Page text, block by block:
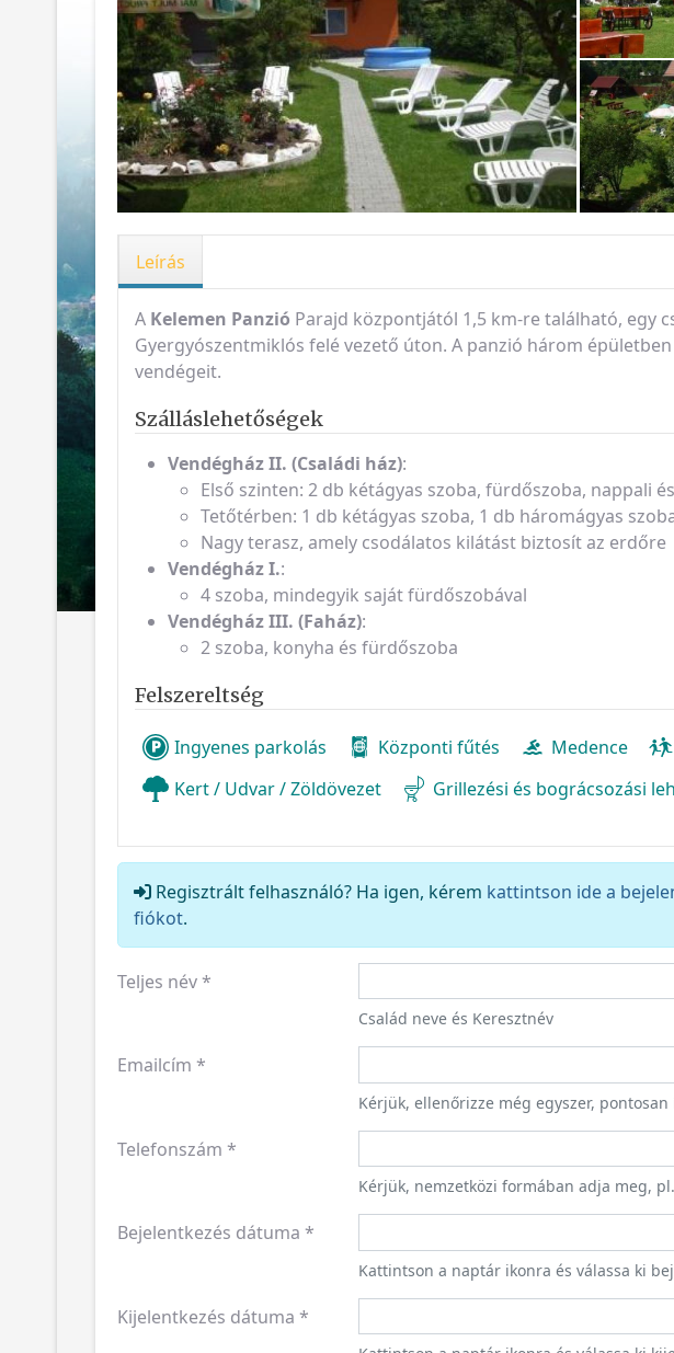
Leírás
A Kelemen Panzió Parajd központjától 1,5 km-re található, egy
Gyergyószentmiklós felé vezető úton. A panzió három épületben
vendégeit.
Szálláslehetőségek
Vendégház II. (Családi ház):
Első szinten: 2 db kétágyas szoba, fürdőszoba, nappali
Tetőtérben: 1 db kétágyas szoba, 1 db háromágyas
Nagy terasz, amely csodálatos kilátást biztosít az erdőre
Vendégház I.:
4 szoba, mindegyik saját fürdőszobával
Vendégház III. (Faház):
2 szoba, konyha és fürdőszoba
Felszereltség
Ingyenes parkolás Központi fűtés Medence
Kert / Udvar / Zöldövezet
Grillezési és bográcsozási
Regisztrált felhasználó? Ha igen, kérem kattintson ide a
fiókot.
Teljes név*
Család neve és Keresztnév
Emailcím *
Kérjük, ellenőrizze még egyszer, pontosan
Telefonszám *
Kérjük, nemzetközi formában adja meg,
Bejelentkezés dátuma *
Kattintson a naptár ikonra és válassa ki
Kijelentkezés dátuma *